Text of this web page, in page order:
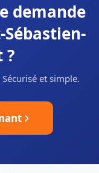
demande
?
et simple.